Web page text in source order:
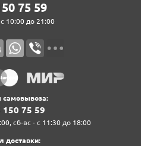
7‍5‍ 5‍9‍
10:00 до 21:00
самовывоза:
1‍5‍0‍ 7‍5‍ 5‍9‍
сб-вс - с 11:30 до 18:00
доставки: